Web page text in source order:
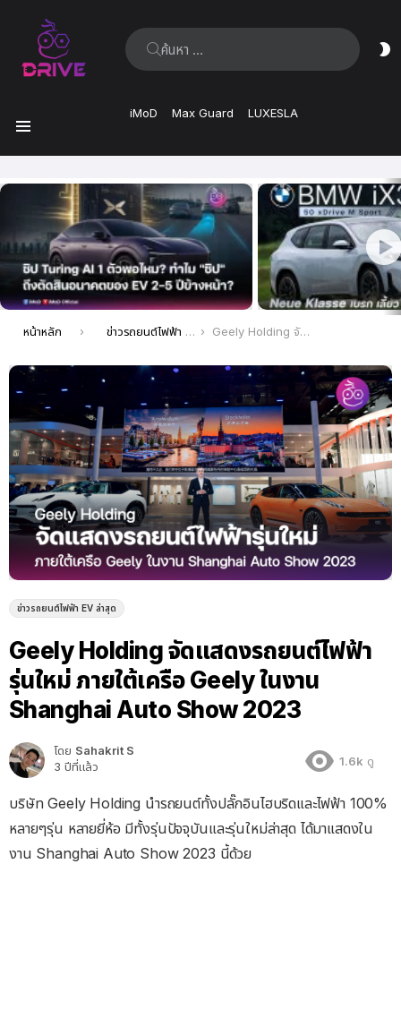
ค้นหา:
iMoD Max Guard LUXESLA
ล่าสุด
คุณอยู่ที่นี่:
หน้าหลัก ข่าวรถยนต์ไฟฟ้า EV ล่าสุด Geely Holding จัดแสดงรถยนต์ไฟฟ้ารุ่นใหม่ ภายใต้เครือ Geely ในงาน Shanghai Auto Show 2023
ข่าวรถยนต์ไฟฟ้า EV ล่าสุด
Geely Holding จัดแสดงรถยนต์ไฟฟ้า
รุ่นใหม่ ภายใต้เครือ Geely ในงาน
Shanghai Auto Show 2023
โดย Sahakrit S
3 ปีที่แล้ว
1.6k ดู
บริษัท Geely Holding นำรถยนต์ทั้งปลั๊กอินไฮบริดและไฟฟ้า 100%
หลายๆรุ่น หลายยี่ห้อ มีทั้งรุ่นปัจจุบันและรุ่นใหม่ล่าสุด ได้มาแสดงใน
งาน Shanghai Auto Show 2023 นี้ด้วย